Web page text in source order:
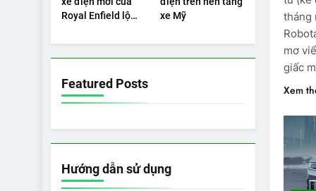
được bao nhiêu km?
lần sạc đầy?
PIN
Royal Enfield lộ
xe Mỹ
Featured Posts
Hướng dẫn sử dụng
tháng
mơ
giấc
Xem